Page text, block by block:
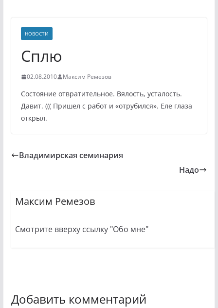
НОВОСТИ
Сплю
02.08.2010 Максим Ремезов
Состояние отвратительное. Вялость, усталость.
Давит. ((( Пришел с работ и «отрубился». Еле глаза
открыл.
Владимирская семинария
Надо
Максим Ремезов
Смотрите вверху ссылку "Обо мне"
Добавить комментарий